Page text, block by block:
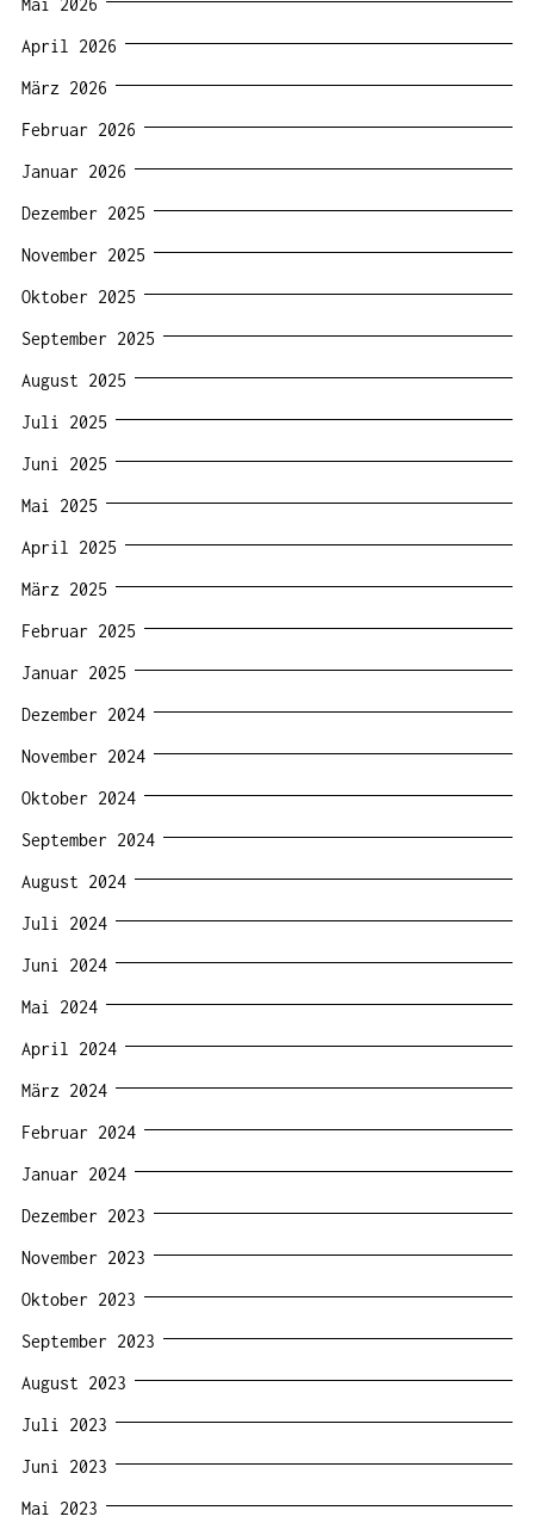
April 2026
März 2026
Februar 2026
Januar 2026
Dezember 2025
November 2025
Oktober 2025
September 2025
August 2025
Juli 2025
Juni 2025
Mai 2025
April 2025
März 2025
Februar 2025
Januar 2025
Dezember 2024
November 2024
Oktober 2024
September 2024
August 2024
Juli 2024
Juni 2024
Mai 2024
April 2024
März 2024
Februar 2024
Januar 2024
Dezember 2023
November 2023
Oktober 2023
September 2023
August 2023
Juli 2023
Juni 2023
Mai 2023